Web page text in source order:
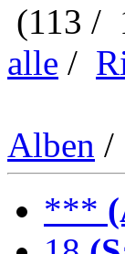
(113 /
alle /
Alben /
***